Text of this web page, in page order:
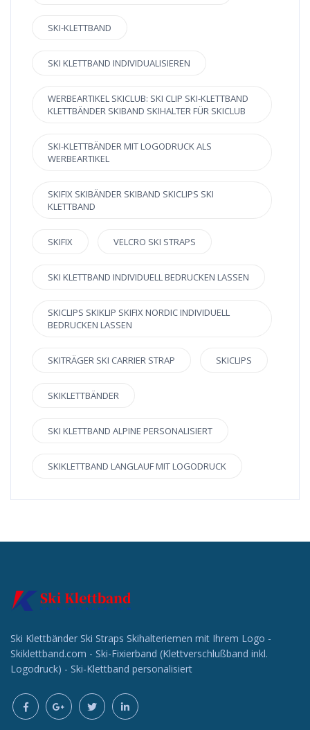
SKI-KLETTBAND
SKI KLETTBAND INDIVIDUALISIEREN
WERBEARTIKEL SKICLUB: SKI CLIP SKI-KLETTBAND
KLETTBÄNDER SKIBAND SKIHALTER FÜR SKICLUB
SKI-KLETTBÄNDER MIT LOGODRUCK ALS
WERBEARTIKEL
SKIFIX SKIBÄNDER SKIBAND SKICLIPS SKI
KLETTBAND
SKIFIX VELCRO SKI STRAPS
SKI KLETTBAND INDIVIDUELL BEDRUCKEN LASSEN
SKICLIPS SKIKLIP SKIFIX NORDIC INDIVIDUELL
BEDRUCKEN LASSEN
SKITRÄGER SKI CARRIER STRAP SKICLIPS
SKIKLETTBÄNDER
SKI KLETTBAND ALPINE PERSONALISIERT
SKIKLETTBAND LANGLAUF MIT LOGODRUCK
Ski Klettbänder Ski Straps Skihalteriemen mit Ihrem Logo -
Skiklettband.com - Ski-Fixierband (Klettverschlußband inkl.
Logodruck) - Ski-Klettband personalisiert